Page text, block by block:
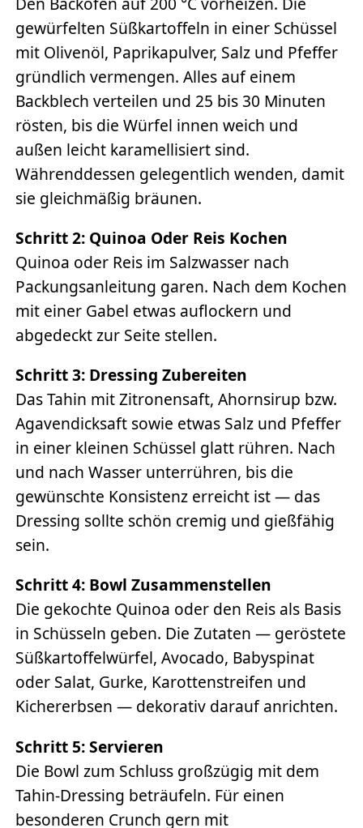
gewürfelten Süßkartoffeln in einer Schüssel
mit Olivenöl, Paprikapulver, Salz und Pfeffer
gründlich vermengen. Alles auf einem
Backblech verteilen und 25 bis 30 Minuten
rösten, bis die Würfel innen weich und
außen leicht karamellisiert sind.
Währenddessen gelegentlich wenden, damit
sie gleichmäßig bräunen.
Schritt 2: Quinoa Oder Reis Kochen
Quinoa oder Reis im Salzwasser nach
Packungsanleitung garen. Nach dem Kochen
mit einer Gabel etwas auflockern und
abgedeckt zur Seite stellen.
Schritt 3: Dressing Zubereiten
Das Tahin mit Zitronensaft, Ahornsirup bzw.
Agavendicksaft sowie etwas Salz und Pfeffer
in einer kleinen Schüssel glatt rühren. Nach
und nach Wasser unterrühren, bis die
gewünschte Konsistenz erreicht ist — das
Dressing sollte schön cremig und gießfähig
sein.
Schritt 4: Bowl Zusammenstellen
Die gekochte Quinoa oder den Reis als Basis
in Schüsseln geben. Die Zutaten — geröstete
Süßkartoffelwürfel, Avocado, Babyspinat
oder Salat, Gurke, Karottenstreifen und
Kichererbsen — dekorativ darauf anrichten.
Schritt 5: Servieren
Die Bowl zum Schluss großzügig mit dem
Tahin-Dressing beträufeln. Für einen
besonderen Crunch gern mit